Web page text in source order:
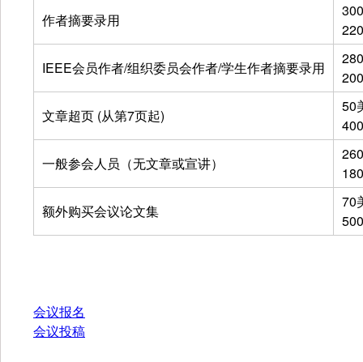
作者摘要录用
IEEE会员作者/组织委员会作者/学生作者摘要录用
文章超页 (从第7页起)
50
一般参会人员（无文章或宣讲）
额外购买会议论文集
70
会议报名
会议投稿